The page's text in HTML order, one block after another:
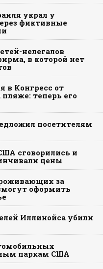
украл у
фиктивные
нелегалов
в которой нет
в Конгресс от
теперь его
посетителям
сговорились и
цены
за
оформить
Иллинойса убили
паркам США